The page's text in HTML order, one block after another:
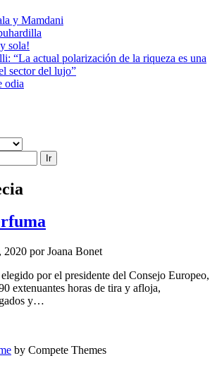
y Mamdani
sola!
“La actual polarización de la riqueza es una
sector del lujo”
odia
por Joana Bonet
por el presidente del Consejo Europeo,
extenuantes horas de tira y afloja,
y…
by Compete Themes